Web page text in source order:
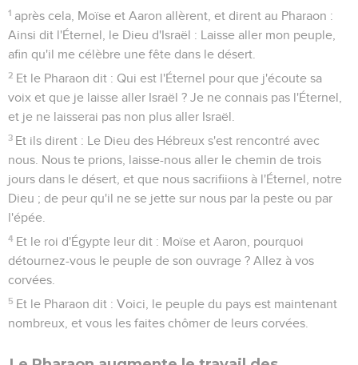
1 après cela, Moïse et Aaron allèrent, et dirent au Pharaon :
Ainsi dit l'Éternel, le Dieu d'Israël : Laisse aller mon peuple,
afin qu'il me célèbre une fête dans le désert.
2 Et le Pharaon dit : Qui est l'Éternel pour que j'écoute sa
voix et que je laisse aller Israël ? Je ne connais pas l'Éternel,
et je ne laisserai pas non plus aller Israël.
3 Et ils dirent : Le Dieu des Hébreux s'est rencontré avec
nous. Nous te prions, laisse-nous aller le chemin de trois
jours dans le désert, et que nous sacrifiions à l'Éternel, notre
Dieu ; de peur qu'il ne se jette sur nous par la peste ou par
l'épée.
4 Et le roi d'Égypte leur dit : Moïse et Aaron, pourquoi
détournez-vous le peuple de son ouvrage ? Allez à vos
corvées.
5 Et le Pharaon dit : Voici, le peuple du pays est maintenant
nombreux, et vous les faites chômer de leurs corvées.